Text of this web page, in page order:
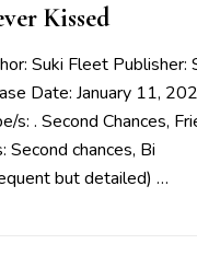
Kissed
Suki Fleet Publisher:
Date: January 11,
. Second Chances,
chances, Bi
but detailed) …